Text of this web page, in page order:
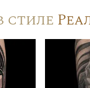
стиле